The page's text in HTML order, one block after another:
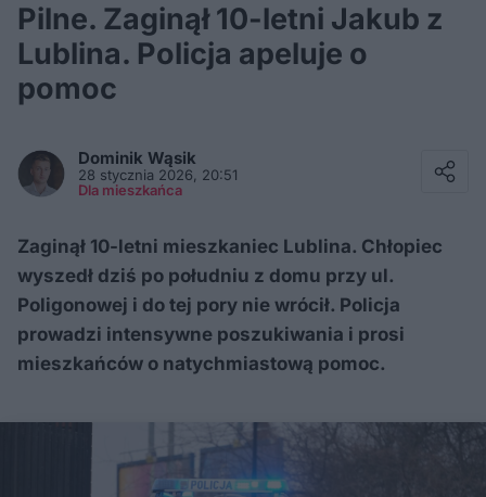
Pilne. Zaginął 10-letni Jakub z
Lublina. Policja apeluje o
pomoc
Dominik Wąsik
28 stycznia 2026, 20:51
Dla mieszkańca
Zaginął 10-letni mieszkaniec Lublina. Chłopiec
wyszedł dziś po południu z domu przy ul.
Poligonowej i do tej pory nie wrócił. Policja
prowadzi intensywne poszukiwania i prosi
mieszkańców o natychmiastową pomoc.